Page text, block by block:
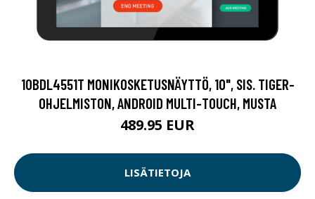
10BDL4551T MONIKOSKETUSNÄYTTÖ, 10", SIS. TIGER-
OHJELMISTON, ANDROID MULTI-TOUCH, MUSTA
489.95 EUR
LISÄTIETOJA